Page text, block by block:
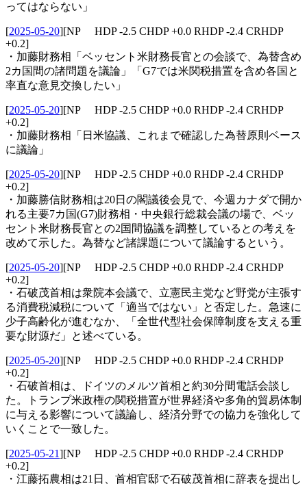
ってはならない」
[2025-05-20][NP HDP -2.5 CHDP +0.0 RHDP -2.4 CRHDP
+0.2]
・加藤財務相「ベッセント米財務長官との会談で、為替含め
2カ国間の諸問題を議論」「G7では米関税措置を含め各国と
率直な意見交換したい」
[2025-05-20][NP HDP -2.5 CHDP +0.0 RHDP -2.4 CRHDP
+0.2]
・加藤財務相「日米協議、これまで確認した為替原則ベース
に議論」
[2025-05-20][NP HDP -2.5 CHDP +0.0 RHDP -2.4 CRHDP
+0.2]
・加藤勝信財務相は20日の閣議後会見で、今週カナダで開か
れる主要7カ国(G7)財務相・中央銀行総裁会議の場で、ベッ
セント米財務長官との2国間協議を調整しているとの考えを
改めて示した。為替など諸課題について議論するという。
[2025-05-20][NP HDP -2.5 CHDP +0.0 RHDP -2.4 CRHDP
+0.2]
・石破茂首相は衆院本会議で、立憲民主党など野党が主張す
る消費税減税について「適当ではない」と否定した。急速に
少子高齢化が進むなか、「全世代型社会保障制度を支える重
要な財源だ」と述べている。
[2025-05-20][NP HDP -2.5 CHDP +0.0 RHDP -2.4 CRHDP
+0.2]
・石破首相は、ドイツのメルツ首相と約30分間電話会談し
た。トランプ米政権の関税措置が世界経済や多角的貿易体制
に与える影響について議論し、経済分野での協力を強化して
いくことで一致した。
[2025-05-21][NP HDP -2.5 CHDP +0.0 RHDP -2.4 CRHDP
+0.2]
・江藤拓農相は21日、首相官邸で石破茂首相に辞表を提出し